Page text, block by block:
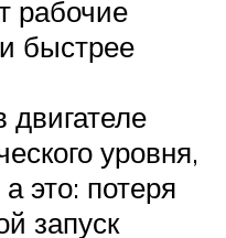
рабочие
быстрее
уровня,
это: потеря
запуск